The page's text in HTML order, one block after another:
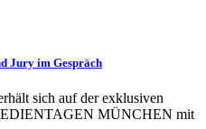
Jury im Gespräch
sich auf der exklusiven
MÜNCHEN mit